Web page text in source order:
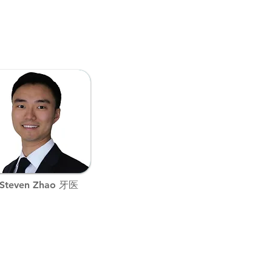
​Steven Zhao 牙医